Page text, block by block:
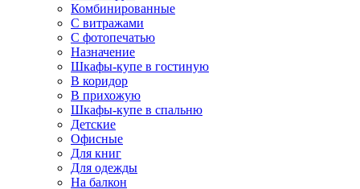
Комбинированные
С витражами
С фотопечатью
Назначение
Шкафы-купе в гостиную
В коридор
В прихожую
Шкафы-купе в спальню
Детские
Офисные
Для книг
Для одежды
На балкон